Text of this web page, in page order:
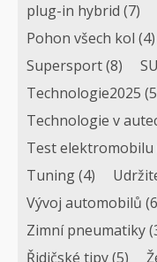
plug-in hybrid (7)
Pohon všech kol (4)
Supersport(8)
Technologie2025
Technologie v
Test elektromobilu
Tuning(4)
Vývoj automobilů
Zimní pneumatiky
Řidičské tipy(5)